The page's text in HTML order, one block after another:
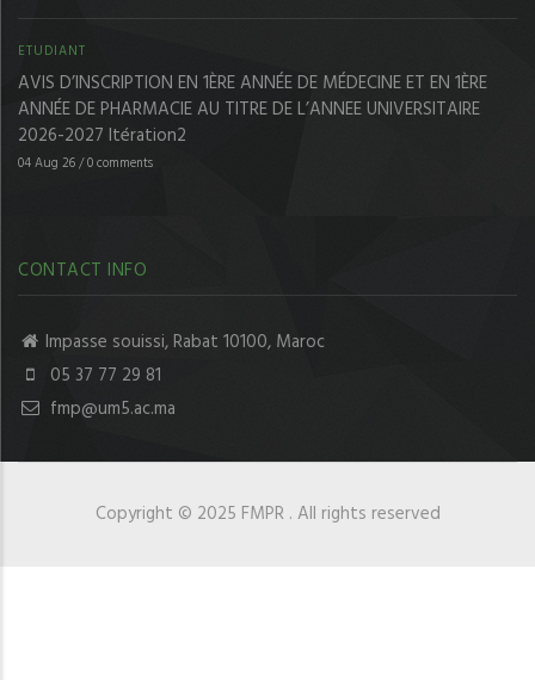
ETUDIANT
AVIS D’INSCRIPTION EN 1ÈRE ANNÉE DE MÉDECINE ET EN 1ÈRE
ANNÉE DE PHARMACIE AU TITRE DE L’ANNEE UNIVERSITAIRE
2026-2027 Itération2
04 Aug 26/0 comments
CONTACT INFO
Impasse souissi, Rabat 10100, Maroc
05 37 77 29 81
fmp@um5.ac.ma
Copyright © 2025 FMPR . All rights reserved